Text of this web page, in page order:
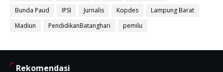
Bunda Paud
IPSI Jurnalis Kopdes
Lampung Barat
Madiun
PendidikanBatanghari pemilu
Rekomendasi